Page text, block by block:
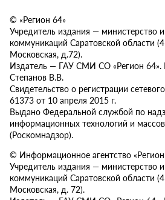
© «Регион 64»
Учредитель издания — министерство
коммуникаций Саратовской области
Московская, д.72).
Издатель — ГАУ СМИ СО «Регион 64».
Степанов В.В.
Свидетельство о регистрации
61373 от 10 апреля 2015 г.
Выдано Федеральной службой по
информационных технологий и
(Роскомнадзор).
© Информационное агентство
Учредитель издания — министерство
коммуникаций Саратовской области
Московская, д. 72).